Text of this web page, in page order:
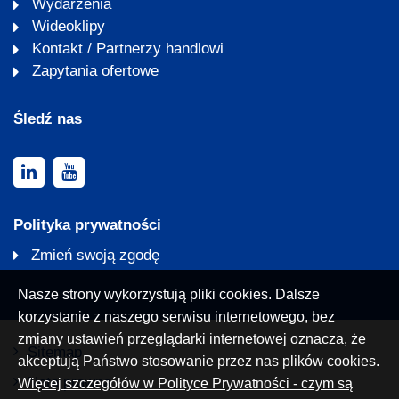
Wydarzenia
Wideoklipy
Kontakt / Partnerzy handlowi
Zapytania ofertowe
Śledź nas
Polityka prywatności
Zmień swoją zgodę
Sitemap
Nota prawna
Nasze strony wykorzystują pliki cookies. Dalsze
korzystanie z naszego serwisu internetowego, bez
zmiany ustawień przeglądarki internetowej oznacza, że
akceptują Państwo stosowanie przez nas plików cookies.
Więcej szczegółów w Polityce Prywatności - czym są